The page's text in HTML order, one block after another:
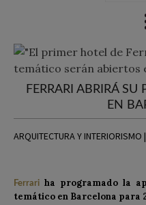
FERRARI ABRIRÁ
EN
ARQUITECTURA Y
Ferrari ha programado la
temático en Barcelona para